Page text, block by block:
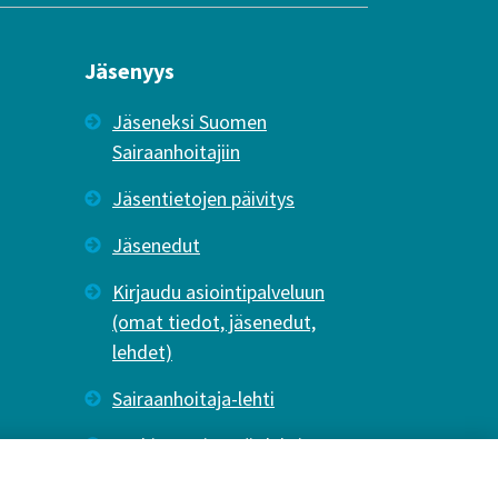
Jäsenyys
Jäseneksi Suomen
Sairaanhoitajiin
Jäsentietojen päivitys
Jäsenedut
Kirjaudu asiointipalveluun
(omat tiedot, jäsenedut,
lehdet)
Sairaanhoitaja-lehti
Tutkiva Hoitotyö -lehti